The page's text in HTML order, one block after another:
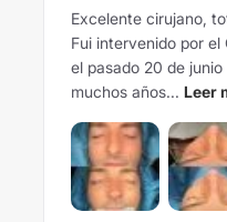
Excelente cirujano,
Fui intervenido por el
el pasado 20 de
muchos años... Leer